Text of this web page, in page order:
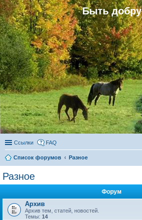
Быть добру
Ссылки FAQ
Список форумов
Разное
Разное
Форум
Архив
Архив тем, статей, новостей.
Темы: 14